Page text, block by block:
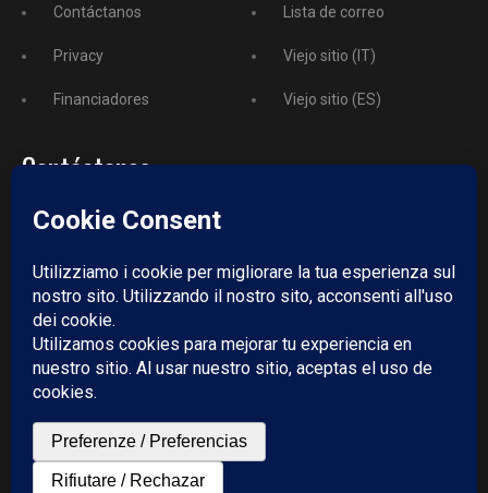
Contáctanos
Privacy
Financiadores
Lista de correo
Viejo sitio (IT)
Viejo sitio (ES)
Contáctanos
Teléfono+52 729 243 3743
Email:
redazione@puntodincontro.mx
PUNTODINCONTRO